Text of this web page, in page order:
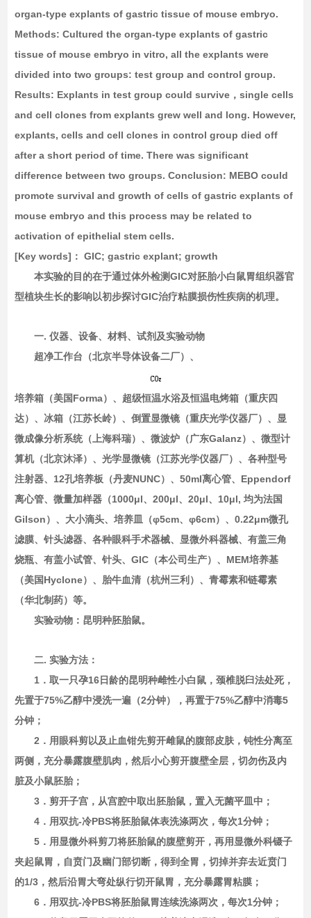
organ-type explants of gastric tissue of mouse embryo.
Methods: Cultured the organ-type explants of gastric
tissue of mouse embryo in vitro, all the explants were
divided into two groups: test group and control group.
Results: Explants in test group could survive，single cells
and cell clones from explants grew well and long. However,
explants, cells and cell clones in control group died off
after a short period of time. There was significant
difference between two groups.Conclusion: MEBO could
promote survival and growth of cells of gastric explants of
mouse embryo and this process may be related to
activation of epithelial stem cells.
[Key words] ： GIC; gastric explant; growth
本实验的目的在于通过体外检测GIC对胚胎小白鼠胃组织器官
型植块生长的影响以初步探讨GIC治疗粘膜损伤性疾病的机理。
一. 仪器、设备、材料、试剂及实验动物
超净工作台（北京半导体设备二厂）、
培养箱（美国Forma）、超级恒温水浴及恒温电烤箱（重庆四
达）、冰箱（江苏长岭）、倒置显微镜（重庆光学仪器厂）、显
微成像分析系统（上海科瑞）、微波炉（广东Galanz）、微型计
算机（北京沐泽）、光学显微镜（江苏光学仪器厂）、各种型号
注射器、12孔培养板（丹麦NUNC）、50ml离心管、Eppendorf
离心管、微量加样器（1000μl、200μl、20μl、10μl, 均为法国
Gilson）、大小滴头、培养皿（φ5cm、φ6cm）、0.22μm微孔
滤膜、针头滤器、各种眼科手术器械、显微外科器械、有盖三角
烧瓶、有盖小试管、针头、GIC（本公司生产）、MEM培养基
（美国Hyclone）、胎牛血清（杭州三利）、青霉素和链霉素
（华北制药）等。
实验动物：昆明种胚胎鼠。
二. 实验方法：
1．取一只孕16日龄的昆明种雌性小白鼠，颈椎脱臼法处死，
先置于75%乙醇中浸洗一遍（2分钟），再置于75%乙醇中消毒5
分钟；
2．用眼科剪以及止血钳先剪开雌鼠的腹部皮肤，钝性分离至
两侧，充分暴露腹壁肌肉，然后小心剪开腹壁全层，切勿伤及内
脏及小鼠胚胎；
3．剪开子宫，从宫腔中取出胚胎鼠，置入无菌平皿中；
4．用双抗-冷PBS将胚胎鼠体表洗涤两次，每次1分钟；
5．用显微外科剪刀将胚胎鼠的腹壁剪开，再用显微外科镊子
夹起鼠胃，自贲门及幽门部切断，得到全胃，切掉并弃去近贲门
的1/3，然后沿胃大弯处纵行切开鼠胃，充分暴露胃粘膜；
6．用双抗-冷PBS将胚胎鼠胃连续洗涤两次，每次1分钟；